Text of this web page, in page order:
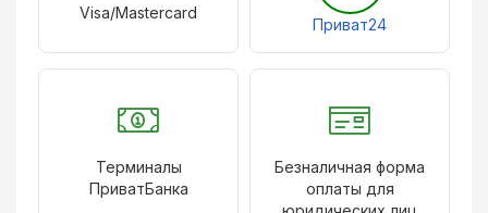
Visa/Mastercard
Приват24
Терминалы
ПриватБанка
Безналичная форма
оплаты для